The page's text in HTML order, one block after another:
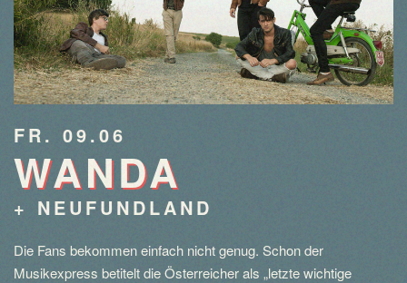
FR. 09.06
WANDA
+ NEUFUNDLAND
Die Fans bekommen einfach nicht genug. Schon der
Musikexpress betitelt die Österreicher als „letzte wichtige